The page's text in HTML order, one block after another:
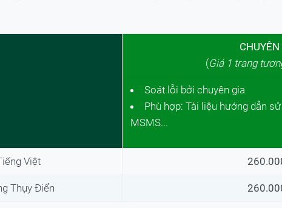
(Giá 1 trang
Soát lỗi bởi chuyên gia
Phù hợp: Tài liệu hướng dẫn
MSMS...
Việt
Thụy Điển